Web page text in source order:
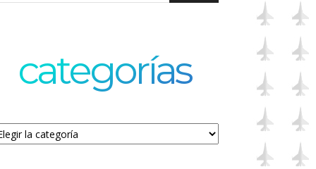
categorías